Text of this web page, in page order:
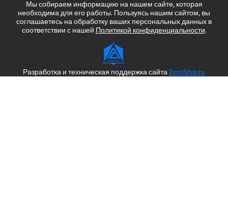
Мы собираем информацию на нашем сайте, которая
необходима для его работы. Пользуясь нашим сайтом, вы
соглашаетесь на обработку ваших персональных данных в
соответствии с нашей Политикой конфиденциальности.
Разработка и техническая поддержка сайтаRentSites.ru